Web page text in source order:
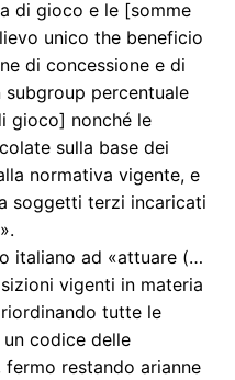
di gioco e le [somme
unico the beneficio
di concessione e di
percentuale
gioco] nonché le
sulla base dei
normativa vigente, e
soggetti terzi incaricati
italiano ad «attuare (…
vigenti in materia
tutte le
codice delle
restando arianne